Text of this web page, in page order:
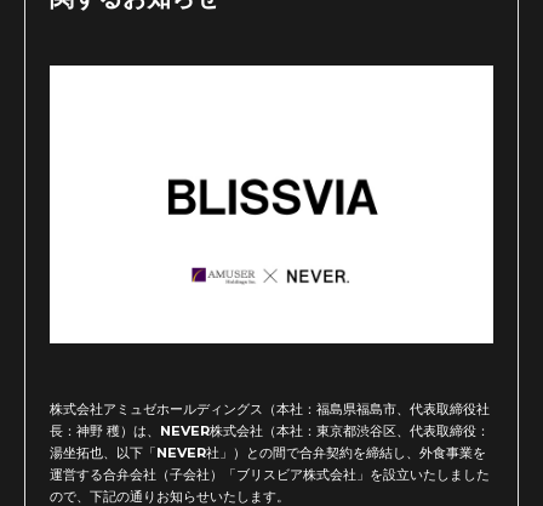
株式会社アミュゼホールディングス（本社：福島県福島市、代表取締役社
長：神野 穫）は、NEVER株式会社（本社：東京都渋谷区、代表取締役：
湯坐拓也、以下「NEVER社」）との間で合弁契約を締結し、外食事業を
運営する合弁会社（子会社）「ブリスビア株式会社」を設立いたしました
ので、下記の通りお知らせいたします。